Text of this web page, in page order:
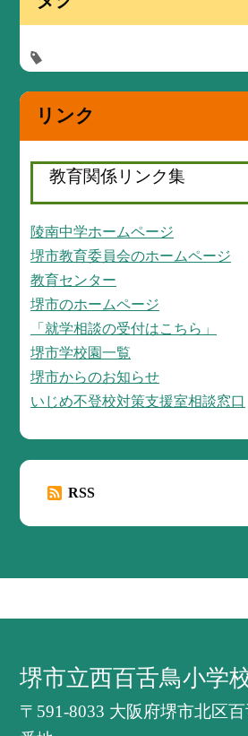
リンク
教育関係リンク集
陵南中学ホームページ
堺市教育委員会のホームページ
教育センター
堺市のホームページ
「就学相談の受付はこちら」
堺市学校園一覧
堺市からのお知らせ
いじめ不登校対策支援室相談窓口
RSS
堺市立西百舌鳥小学
〒591-8033 大阪府堺市北区